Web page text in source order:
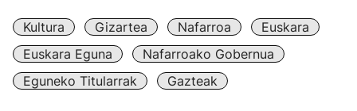
Kultura Gizartea Nafarroa
Euskara
Euskara Eguna
Nafarroako Gobernua
Eguneko Titularrak
Gazteak